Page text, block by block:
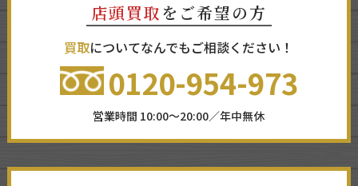
店頭買取 をご希望の方
買取についてなんでもご相談ください！
0120-954-973
営業時間 10:00～20:00／年中無休